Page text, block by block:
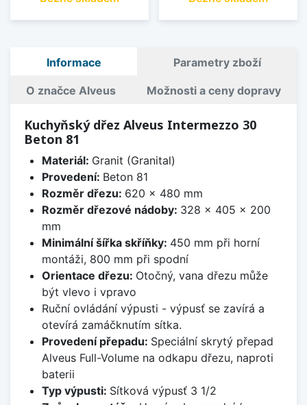
Informace Parametry zboží
O značce Alveus Možnosti a ceny dopravy
Kuchyňský dřez Alveus Intermezzo 30
Beton 81
Materiál: Granit (Granital)
Provedení: Beton 81
Rozměr dřezu: 620 x 480 mm
Rozměr dřezové nádoby: 328 x 405 x 200
mm
Minimální šířka skříňky: 450 mm při horní
montáži, 800 mm při spodní
Orientace dřezu: Otočný, vana dřezu může
být vlevo i vpravo
Ruční ovládání výpusti - výpusť se zavírá a
otevírá zamáčknutím sítka.
Provedení přepadu: Speciální skrytý přepad
Alveus Full-Volume na odkapu dřezu, naproti
baterii
Typ výpusti: Sítková výpusť 3 1/2